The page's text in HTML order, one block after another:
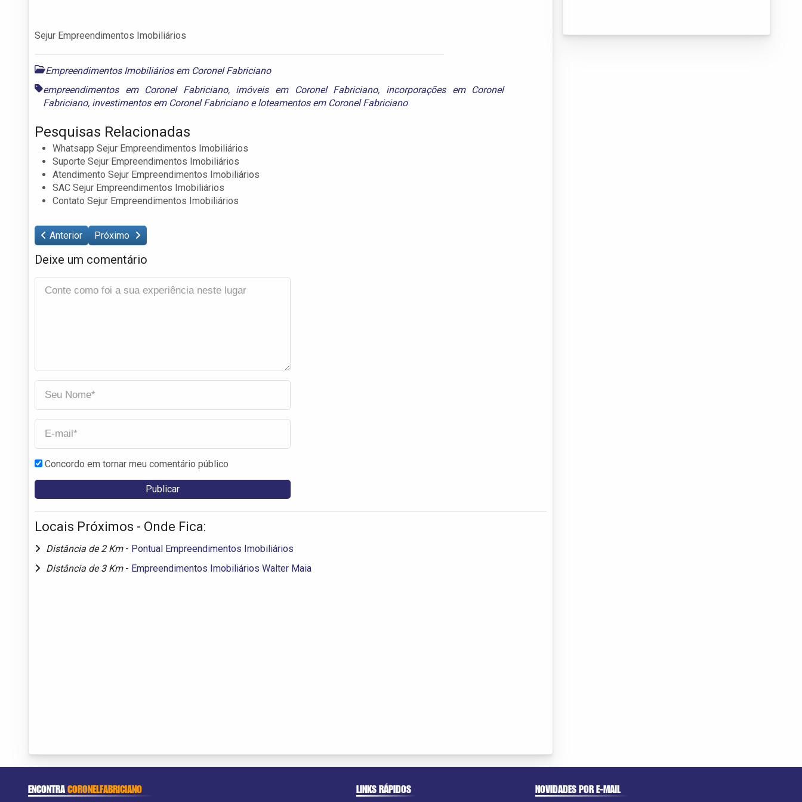
Sejur Empreendimentos Imobiliários
Empreendimentos Imobiliários em Coronel Fabriciano
empreendimentos em Coronel Fabriciano, imóveis em Coronel Fabriciano, incorporações em Coronel
Fabriciano, investimentos em Coronel Fabricianoeloteamentos em Coronel Fabriciano
Pesquisas Relacionadas
Whatsapp Sejur Empreendimentos Imobiliários
Suporte Sejur Empreendimentos Imobiliários
Atendimento Sejur Empreendimentos Imobiliários
SAC Sejur Empreendimentos Imobiliários
Contato Sejur Empreendimentos Imobiliários
Anterior Próximo
Deixe um comentário
Concordo em tornar meu comentário público
Locais Próximos - Onde Fica:
Distância de 2 Km - Pontual Empreendimentos Imobiliários
Distância de 3 Km - Empreendimentos Imobiliários Walter Maia
ENCONTRACORONELFABRICIANO LINKS RÁPIDOS NOVIDADES POR E-MAIL